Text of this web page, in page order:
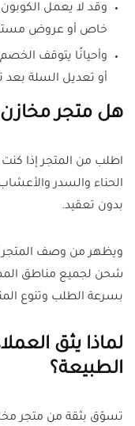
وقد لا يعمل
خاص أو عروض
وأحيانًا يتوقف
أو تعديل السلة بعد
هل متجر
اطلب من المتجر إذا
الحناء والسدر
بدون تعقيد.
ويظهر من وصف المتجر
شحن لجميع مناطق
بسرعة الطلب وتنوع
لماذا يثق
الطبيعة؟
تسوّق بثقة من متجر